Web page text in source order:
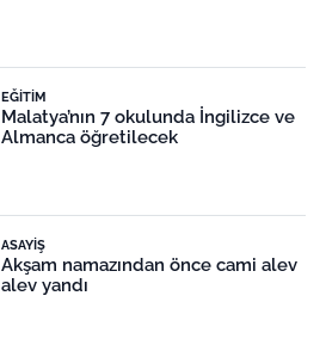
EĞITIM
Malatya’nın 7 okulunda İngilizce ve
Almanca öğretilecek
ASAYIŞ
Akşam namazından önce cami alev
alev yandı